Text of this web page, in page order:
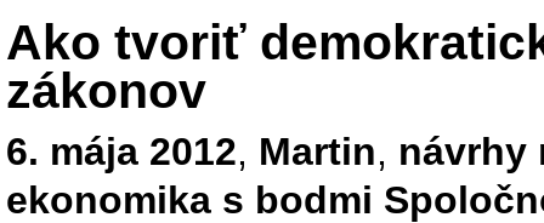
Ako tvoriť
zákonov
6. mája 2012, Martin, návrhy
ekonomika s bodmi